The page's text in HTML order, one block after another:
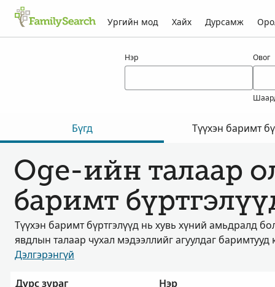
Ургийн мод Хайх Дурсамж
Нэр Овог
Бүгд Түүхэн баримт
Oge-ийн талаар
баримт
Түүхэн баримт бүртгэлүүд нь хувь хүний амьдралд
явдлын талаар чухал мэдээллийг агуулдаг баримтууд
Дэлгэрэнгүй
Дүрс зураг Нэр